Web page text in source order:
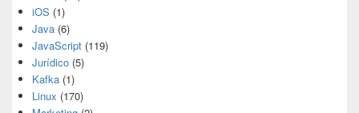
iOS (1)
Java (6)
JavaScript (119)
Jurídico (5)
Kafka (1)
Linux (170)